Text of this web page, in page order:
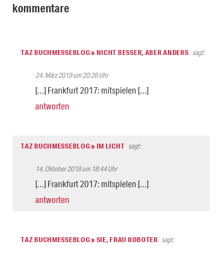
kommentare
TAZ BUCHMESSEBLOG » NICHT BESSER, ABER ANDERS sagt:
24. März 2019 um 20:26 Uhr
[…] Frankfurt 2017: mitspielen […]
antworten
TAZ BUCHMESSEBLOG » IM LICHT sagt:
14. Oktober 2018 um 18:44 Uhr
[…] Frankfurt 2017: mitspielen […]
antworten
TAZ BUCHMESSEBLOG » SIE, FRAU ROBOTER sagt: